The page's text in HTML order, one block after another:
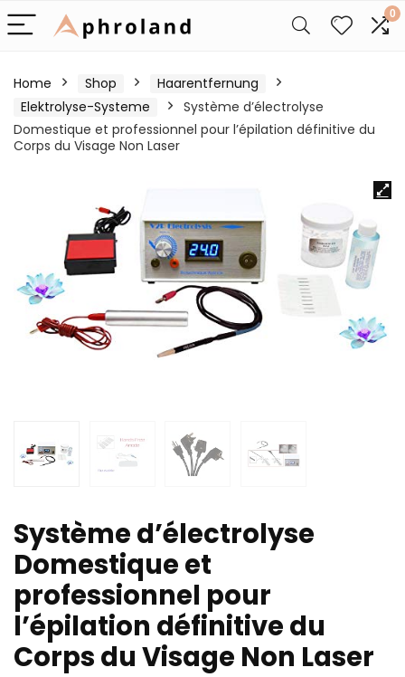
0
Home Shop
Haarentfernung
Elektrolyse-Systeme
Système d’électrolyse
Domestique et professionnel pour l’épilation définitive du
Corps du Visage Non Laser
Système d’électrolyse
Domestique et
professionnel pour
l’épilation définitive du
Corps du Visage Non Laser